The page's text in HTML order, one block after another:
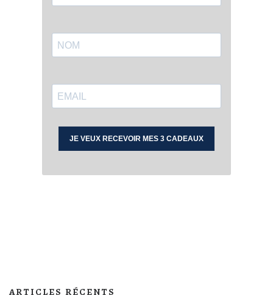
ARTICLES RÉCENTS